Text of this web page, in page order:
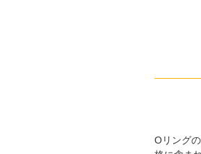
Oリング